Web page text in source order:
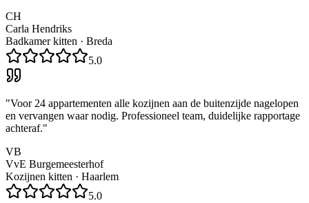
CH
Carla Hendriks
Badkamer kitten · Breda
5.0
"Voor 24 appartementen alle kozijnen aan de buitenzijde nagelopen
en vervangen waar nodig. Professioneel team, duidelijke rapportage
achteraf."
VB
VvE Burgemeesterhof
Kozijnen kitten · Haarlem
5.0